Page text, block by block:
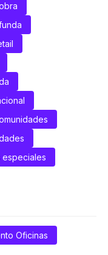
especiales
Oficinas